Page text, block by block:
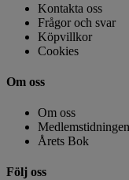
Kontakta oss
Frågor och svar
Köpvillkor
Cookies
Om oss
Om oss
Medlemstidningen
Årets Bok
Följ oss